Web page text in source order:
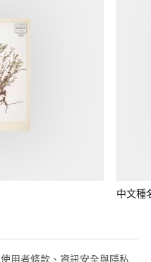
中文種
使用者條款、資訊安全與隱私